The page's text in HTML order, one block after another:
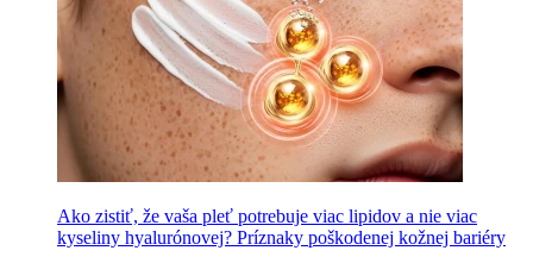
Ako zistiť, že vaša pleť potrebuje viac lipidov a nie viac
kyseliny hyalurónovej? Príznaky poškodenej kožnej bariéry